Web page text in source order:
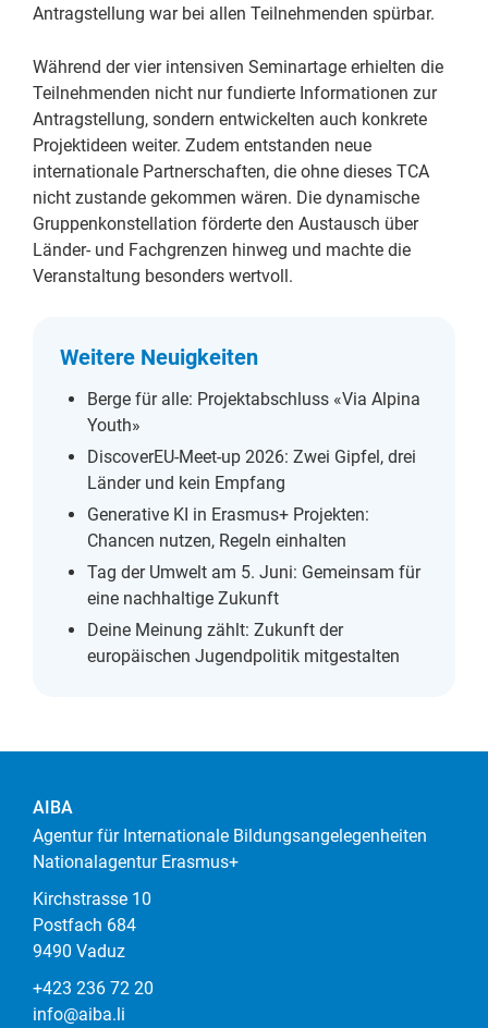
Antragstellung war bei allen Teilnehmenden spürbar.
Während der vier intensiven Seminartage erhielten die
Teilnehmenden nicht nur fundierte Informationen zur
Antragstellung, sondern entwickelten auch konkrete
Projektideen weiter. Zudem entstanden neue
internationale Partnerschaften, die ohne dieses TCA
nicht zustande gekommen wären. Die dynamische
Gruppenkonstellation förderte den Austausch über
Länder- und Fachgrenzen hinweg und machte die
Veranstaltung besonders wertvoll.
Weitere Neuigkeiten
Berge für alle: Projektabschluss «Via Alpina
Youth»
DiscoverEU-Meet-up 2026: Zwei Gipfel, drei
Länder und kein Empfang
Generative KI in Erasmus+ Projekten:
Chancen nutzen, Regeln einhalten
Tag der Umwelt am 5. Juni: Gemeinsam für
eine nachhaltige Zukunft
Deine Meinung zählt: Zukunft der
europäischen Jugendpolitik mitgestalten
AIBA
Agentur für Internationale Bildungsangelegenheiten
Nationalagentur Erasmus+
Kirchstrasse 10
Postfach 684
9490 Vaduz
+423 236 72 20
info@aiba.li